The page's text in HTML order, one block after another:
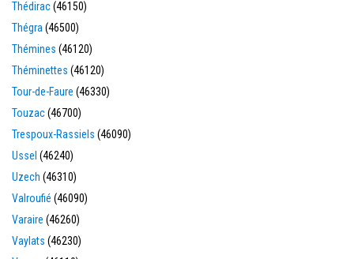
Thédirac(46150)
Thégra (46500)
Thémines (46120)
Théminettes (46120)
Tour-de-Faure (46330)
Touzac(46700)
Trespoux-Rassiels (46090)
Ussel (46240)
Uzech (46310)
Valroufié (46090)
Varaire (46260)
Vaylats (46230)